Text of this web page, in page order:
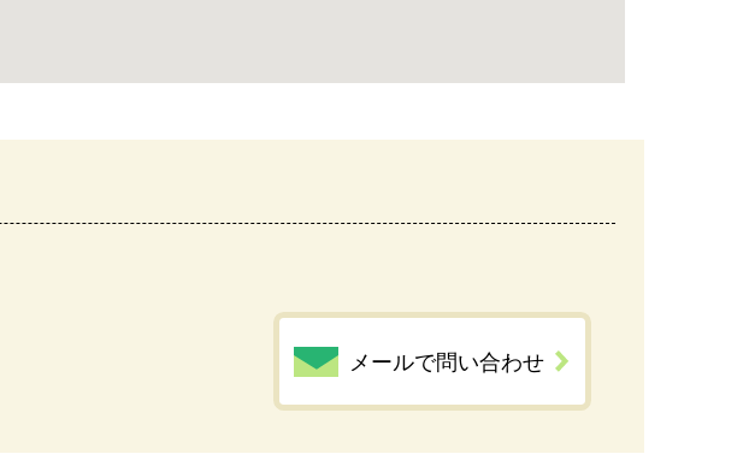
メールで問い合わせ